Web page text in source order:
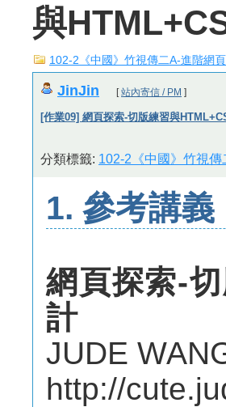
與
102-2《中國》竹視傳二A-進階網
JinJin [站內寄信 / PM ]
[作業09] 網頁探索-切版練習與
分類標籤: 102-2《中國》竹視
1. 參考講義
網頁探索-
計
JUDE
http://